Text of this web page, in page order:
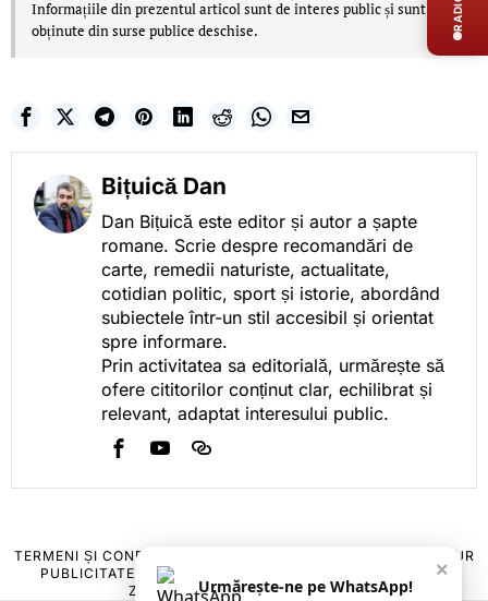
Informațiile din prezentul articol sunt de interes public și sunt
obținute din surse publice deschise.
Bițuică Dan
Dan Bițuică este editor și autor a șapte
romane. Scrie despre recomandări de
carte, remedii naturiste, actualitate,
cotidian politic, sport și istorie, abordând
subiectele într-un stil accesibil și orientat
spre informare.
Prin activitatea sa editorială, urmărește să
ofere cititorilor conținut clar, echilibrat și
relevant, adaptat interesului public.
TERMENI ȘI CONDIȚII
POLITICA DE ANULARE & RETUR
PUBLICITATE ONLINE & TIPĂRITĂ
CONTACT
ZIARUL ANUNȚUL CĂLĂRĂȘEAN
×
Urmărește-ne pe WhatsApp!